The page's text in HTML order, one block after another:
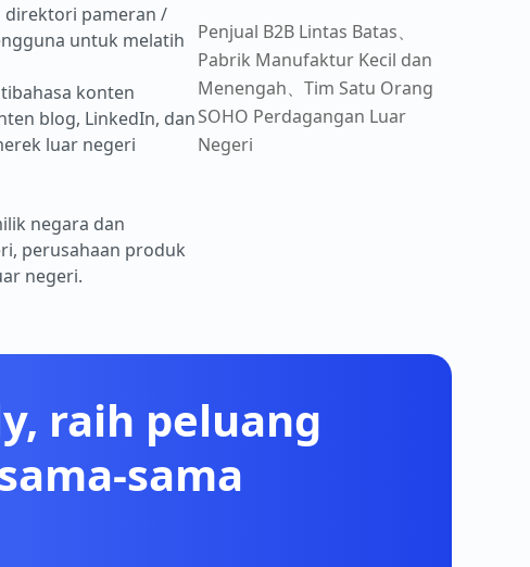
direktori pameran /
untuk melatih
konten
blog, LinkedIn, dan
luar negeri
negara dan
perusahaan produk
negeri.
Penjual B2B Lintas Batas、
Pabrik Manufaktur Kecil dan
Menengah、Tim Satu Orang
SOHO Perdagangan Luar
Negeri
raih peluang
sama